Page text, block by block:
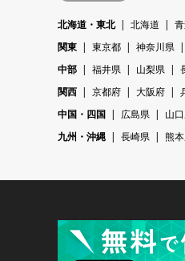
北海道・東北 北海道
関東
東京都 神奈川県
中部
福井県 山梨県
関西
京都府 大阪府
中国・四国
広島県 山
九州・沖縄
長崎県 熊